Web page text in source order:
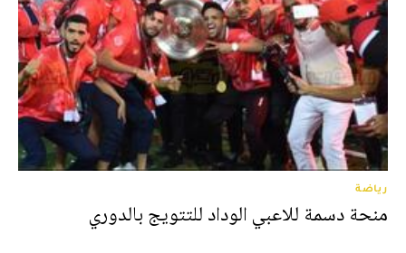
رياضة
منحة دسمة للاعبي الوداد للتتويج بالدوري